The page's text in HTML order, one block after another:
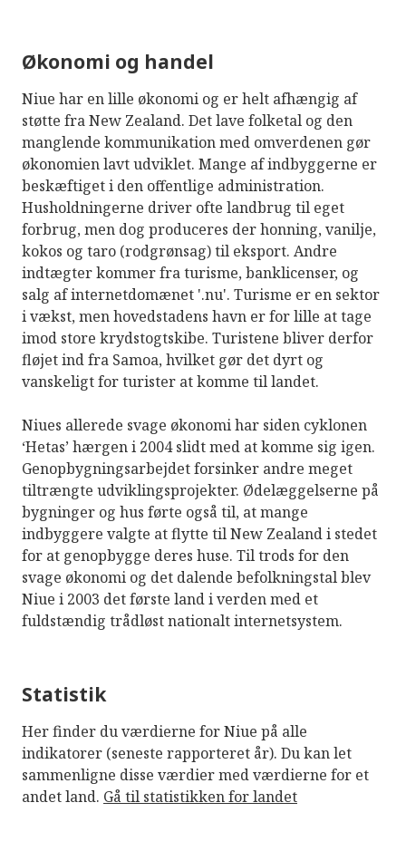
Økonomi og handel
Niue har en lille økonomi og er helt afhængig af
støtte fra New Zealand. Det lave folketal og den
manglende kommunikation med omverdenen gør
økonomien lavt udviklet. Mange af indbyggerne er
beskæftiget i den offentlige administration.
Husholdningerne driver ofte landbrug til eget
forbrug, men dog produceres der honning, vanilje,
kokos og taro (rodgrønsag) til eksport. Andre
indtægter kommer fra turisme, banklicenser, og
salg af internetdomænet '.nu'. Turisme er en sektor
i vækst, men hovedstadens havn er for lille at tage
imod store krydstogtskibe. Turistene bliver derfor
fløjet ind fra Samoa, hvilket gør det dyrt og
vanskeligt for turister at komme til landet.
Niues allerede svage økonomi har siden cyklonen
‘Hetas’ hærgen i 2004 slidt med at komme sig igen.
Genopbygningsarbejdet forsinker andre meget
tiltrængte udviklingsprojekter. Ødelæggelserne på
bygninger og hus førte også til, at mange
indbyggere valgte at flytte til New Zealand i stedet
for at genopbygge deres huse. Til trods for den
svage økonomi og det dalende befolkningstal blev
Niue i 2003 det første land i verden med et
fuldstændig trådløst nationalt internetsystem.
Statistik
Her finder du værdierne for Niue på alle
indikatorer (seneste rapporteret år). Du kan let
sammenligne disse værdier med værdierne for et
andet land. Gå til statistikken for landet